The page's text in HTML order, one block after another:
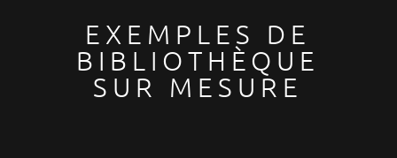
EXEMPLES DE
BIBLIOTHÈQUE
SUR MESURE